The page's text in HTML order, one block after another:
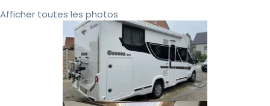
Afficher toutes les photos